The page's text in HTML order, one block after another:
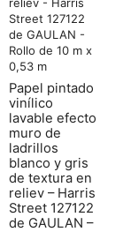
Papel pintado
vinílico
lavable efecto
muro de
ladrillos
blanco y gris
de textura en
reliev – Harris
Street 127122
de GAULAN –